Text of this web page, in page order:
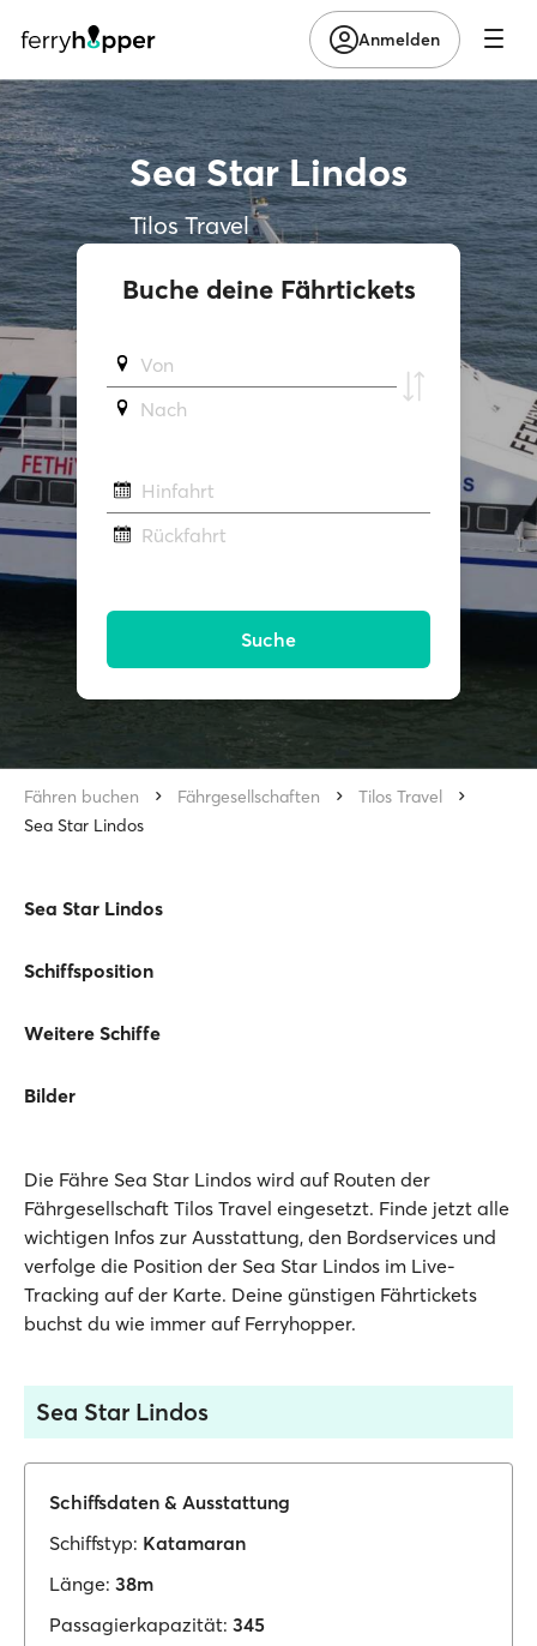
Anmelden
Sea Star Lindos
Tilos Travel
Buche deine Fährtickets
Von
Νach
Hinfahrt
Rückfahrt
Suche
Fähren buchen Fährgesellschaften
Tilos Travel
Sea Star Lindos
Sea Star Lindos
Schiffsposition
Weitere Schiffe
Bilder
Die Fähre Sea Star Lindos wird auf Routen der
Fährgesellschaft Tilos Travel eingesetzt. Finde jetzt alle
wichtigen Infos zur Ausstattung, den Bordservices und
verfolge die Position der Sea Star Lindos im Live-
Tracking auf der Karte. Deine günstigen Fährtickets
buchst du wie immer auf Ferryhopper.
Sea Star Lindos
Schiffsdaten & Ausstattung
Schiffstyp: Katamaran
Länge: 38m
Passagierkapazität: 345